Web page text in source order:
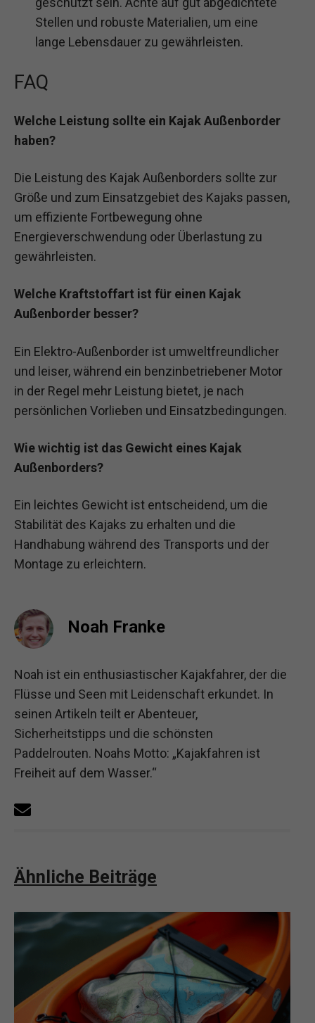
Stellen und robuste Materialien, um eine
lange Lebensdauer zu gewährleisten.
FAQ
Welche Leistung sollte ein Kajak Außenborder
haben?
Die Leistung des Kajak Außenborders sollte zur
Größe und zum Einsatzgebiet des Kajaks passen,
um effiziente Fortbewegung ohne
Energieverschwendung oder Überlastung zu
gewährleisten.
Welche Kraftstoffart ist für einen Kajak
Außenborder besser?
Ein Elektro-Außenborder ist umweltfreundlicher
und leiser, während ein benzinbetriebener Motor
in der Regel mehr Leistung bietet, je nach
persönlichen Vorlieben und Einsatzbedingungen.
Wie wichtig ist das Gewicht eines Kajak
Außenborders?
Ein leichtes Gewicht ist entscheidend, um die
Stabilität des Kajaks zu erhalten und die
Handhabung während des Transports und der
Montage zu erleichtern.
Noah Franke
Noah ist ein enthusiastischer Kajakfahrer, der die
Flüsse und Seen mit Leidenschaft erkundet. In
seinen Artikeln teilt er Abenteuer,
Sicherheitstipps und die schönsten
Paddelrouten. Noahs Motto: „Kajakfahren ist
Freiheit auf dem Wasser.“
Ähnliche Beiträge